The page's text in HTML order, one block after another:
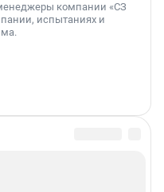
компании «СЗ
испытаниях и